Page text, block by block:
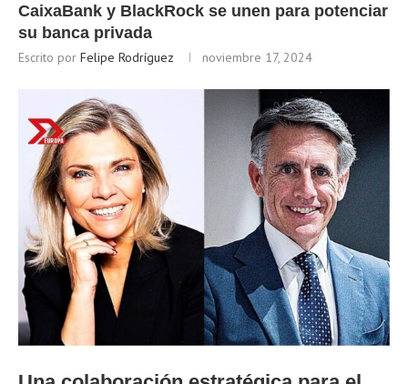
CaixaBank y BlackRock se unen para potenciar
su banca privada
Escrito por Felipe Rodríguez noviembre 17, 2024